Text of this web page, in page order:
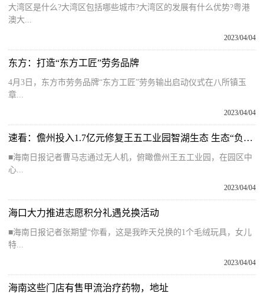
大湾区是什么?大湾区包括哪些城市?大湾区的发展有什么优势?粤港
澳大...
2023/04/04
东方：打造“东方工匠”劳务品牌
4月3日，东方市劳务品牌“东方工匠”劳务输出启动仪式在八所镇玉
章...
2023/04/04
速看：儋州投入1.7亿元修复王五工业园智湖生态 生态“负资产”变身园区新名片
■海南日报记者曹马志通过无人机，俯瞰儋州王五工业园，在园区中
心...
2023/04/04
海口大力推进志愿积分礼遇兑换活动
■海南日报记者张期望“你看，这是我昨天兑换的1个毛绒玩具，女儿
特...
2023/04/04
海南这些门店有售甲流治疗药物，地址